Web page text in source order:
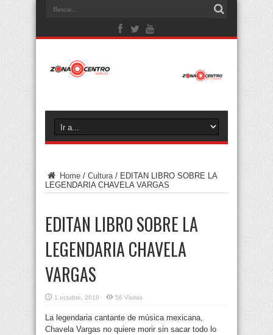
Home / Cultura / EDITAN LIBRO SOBRE LA
LEGENDARIA CHAVELA VARGAS
EDITAN LIBRO SOBRE LA
LEGENDARIA CHAVELA
VARGAS
1 octubre, 2010 56 Visitas
La legendaria cantante de música mexicana,
Chavela Vargas no quiere morir sin sacar todo lo